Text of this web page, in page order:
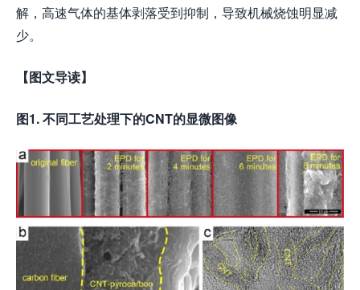
解，高速气体的基体剥落受到抑制，导致机械烧蚀明显减
少。
【图文导读】
图1.不同工艺处理下的CNT的显微图像